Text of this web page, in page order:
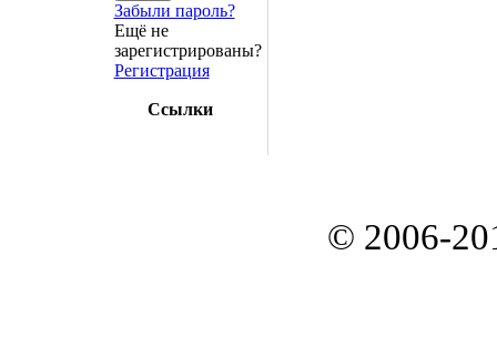
Забыли пароль?
Ещё не
зарегистрированы?
Регистрация
Ссылки
© 2006-